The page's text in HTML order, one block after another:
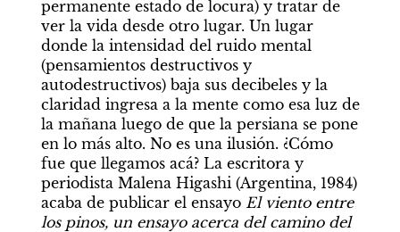
permanente estado de locura) y tratar de
ver la vida desde otro lugar. Un lugar
donde la intensidad del ruido mental
(pensamientos destructivos y
autodestructivos) baja sus decibeles y la
claridad ingresa a la mente como esa luz de
la mañana luego de que la persiana se pone
en lo más alto. No es una ilusión. ¿Cómo
fue que llegamos acá? La escritora y
periodista Malena Higashi (Argentina, 1984)
acaba de publicar el ensayo El viento entre
los pinos, un ensayo acerca del camino del